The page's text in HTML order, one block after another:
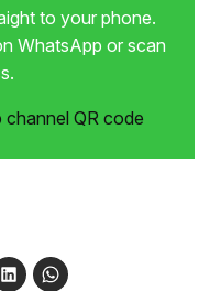
to your phone.
WhatsApp or scan